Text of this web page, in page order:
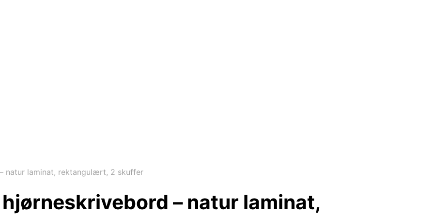
natur laminat, rektangulært, 2 skuffer
– natur laminat,